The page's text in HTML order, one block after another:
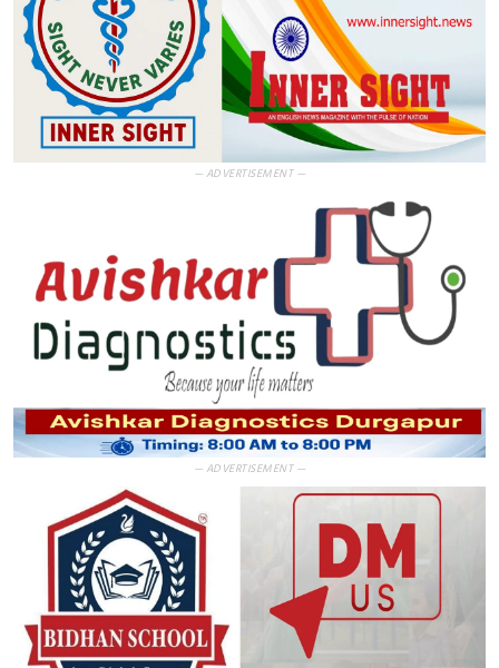
— ADVERTISEMENT —
— ADVERTISEMENT —